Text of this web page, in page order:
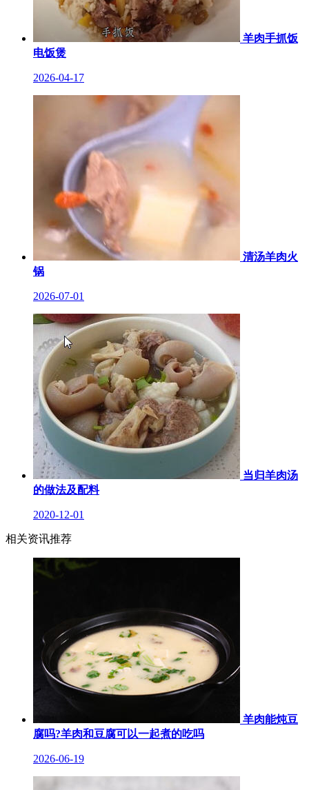
羊肉手抓饭
电饭煲
2026-04-17
清汤羊肉火
锅
2026-07-01
当归羊肉汤
的做法及配料
2020-12-01
相关资讯推荐
羊肉能炖豆
腐吗?羊肉和豆腐可以一起煮的吃吗
2026-06-19